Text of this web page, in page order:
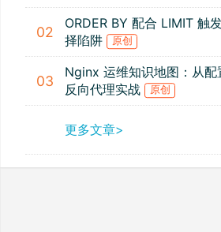
02
ORDER BY 配合 LIMIT 触
择陷阱
原创
03
Nginx 运维知识地图：从配
反向代理实战
原创
更多文章>